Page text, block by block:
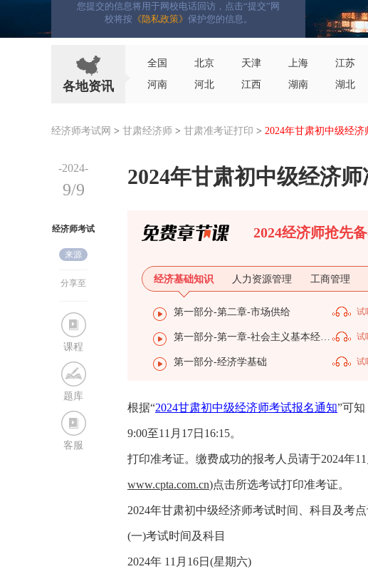
您提交的信息将用于网校电话回访，点击“提交”网
校将按 《隐私政策》 保护您的信息。
各地资讯
全国 北京 天津 上海 江苏
河南
河北 江西 湖南 湖北
经济师考试网 > 甘肃经济师 > 甘肃准考证打印 > 2024年甘肃初中级经济
-2024-
9/9
经济师考试
网
来源
分享至
课程
题库
客服
2024年甘肃初中级经济
2024经济师抢先
经济基础知识 人力资源管理 工商管理
第一部分-第二章-市场供给 试
第一部分-第一章-社会主义基本经济制度 试
第一部分-经济学基础 试
根据“2024甘肃初中级经济师考试报名通知”可知
9:00至11月17日16:15。
打印准考证。缴费成功的报考人员请于2024年
www.cpta.com.cn)点击所选考试打印准考证。
2024年甘肃初中级经济师考试时间、科目及考
(一)考试时间及科目
2024年 11月16日(星期六)